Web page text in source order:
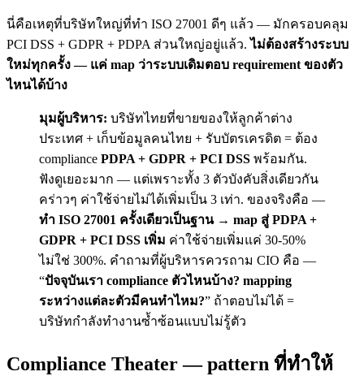
นี่คือเหตุที่บริษัทใหญ่ที่ทำ ISO 27001 ดีๆ แล้ว — มักครอบคลุม
PCI DSS + GDPR + PDPA ส่วนใหญ่อยู่แล้ว.ไม่ต้องสร้างระบบ
ใหม่ทุกครั้ง — แค่ map ว่าระบบเดิมตอบ requirement ของตัว
ไหนได้บ้าง
มุมผู้บริหาร: บริษัทไทยที่ขายของให้ลูกค้าต่าง
ประเทศ + เก็บข้อมูลคนไทย + รับบัตรเครดิต = ต้อง
compliance PDPA + GDPR + PCI DSS พร้อมกัน.
ฟังดูเยอะมาก — แต่เพราะทั้ง 3 ตัวบังคับสิ่งเดียวกัน
คร่าวๆ ค่าใช้จ่ายไม่ได้เพิ่มเป็น 3 เท่า. ของจริงคือ —
ทำ ISO 27001 ครั้งเดียวเป็นฐาน → map สู่ PDPA +
GDPR + PCI DSS เพิ่ม ค่าใช้จ่ายเพิ่มแค่ 30-50%
ไม่ใช่ 300%. คำถามที่ผู้บริหารควรถาม CIO คือ —
“ปัจจุบันเรา compliance ตัวไหนบ้าง? mapping
ระหว่างแต่ละตัวมีคนทำไหม?” ถ้าตอบไม่ได้ =
บริษัทกำลังทำงานซ้ำซ้อนแบบไม่รู้ตัว
Compliance Theater — pattern ที่ทำให้